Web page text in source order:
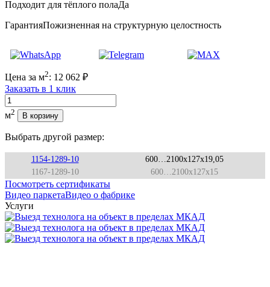
Подходит для тёплого полаДа
ГарантияПожизненная на структурную целостность
Цена за м2: 12 062 ₽
Заказать в 1 клик
Количество
м2 В корзину
Выбрать другой размер:
1154-1289-10
600…2100x127x19,05
1167-1289-10
600…2100x127x15
Посмотреть сертификаты
Видео паркетаВидео о фабрике
Услуги